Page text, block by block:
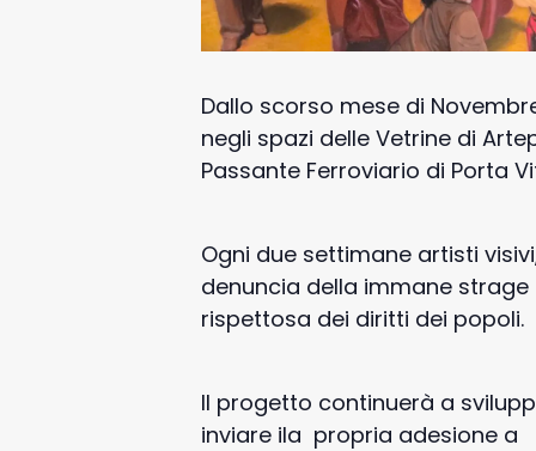
Dallo scorso mese di
negli spazi delle Vetrine di
Passante Ferroviario di Porta
Ogni due settimane artisti
denuncia della immane
rispettosa dei diritti dei popoli.
Il progetto continuerà a
inviare ila propria adesione